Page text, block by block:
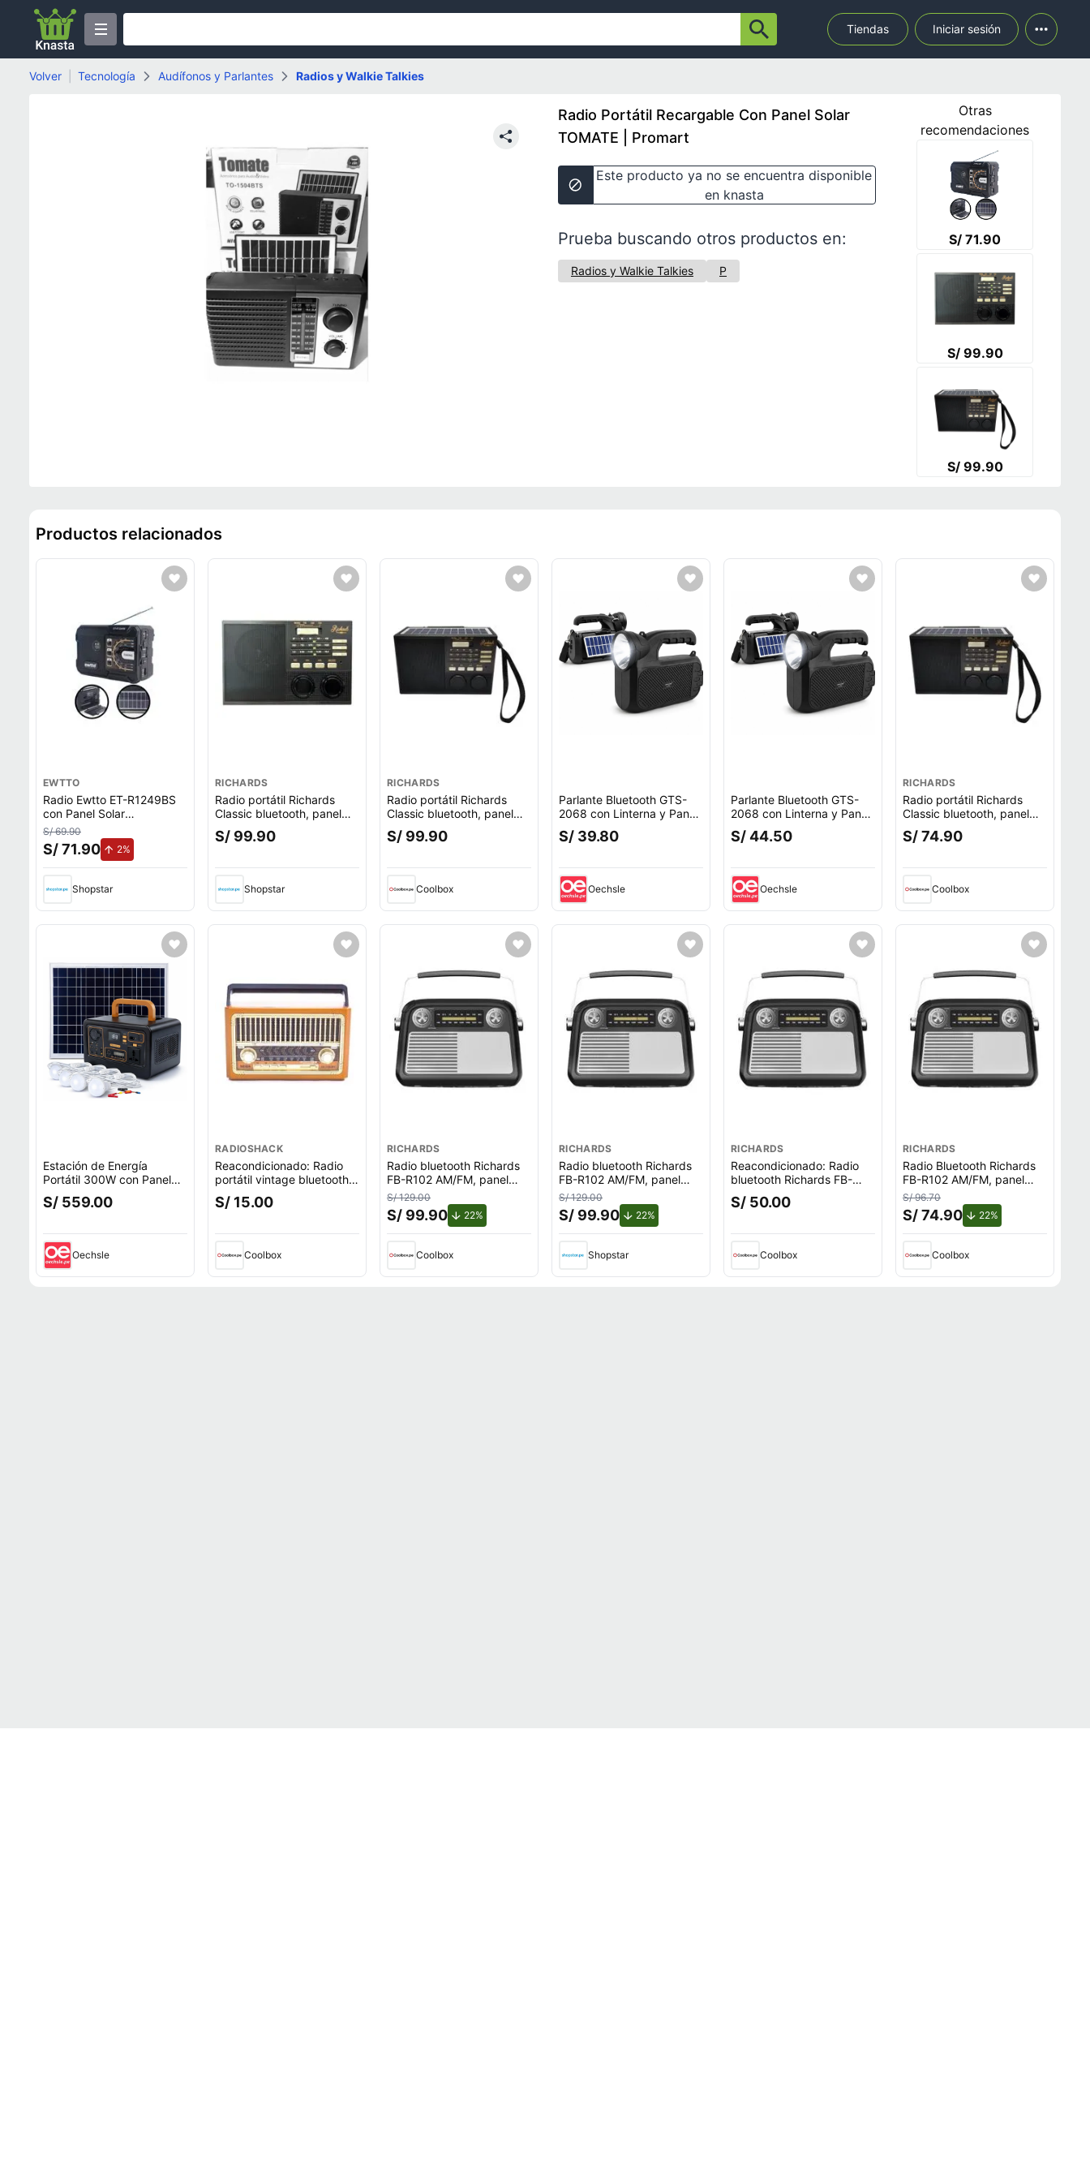
Tiendas Iniciar sesión
Volver Tecnología Audífonos y Parlantes Radios y Walkie Talkies
Radio Portátil Recargable Con Panel Solar
TOMATE | Promart
Este producto ya no se encuentra disponible
en knasta
Prueba buscando otros productos en:
Radios y Walkie Talkies P
Otras
recomendaciones
S/ 71.90
S/ 99.90
S/ 99.90
Productos relacionados
EWTTO
Radio Ewtto ET-R1249BS
con Panel Solar
Recargable y Bluetooth
S/ 69.90
S/ 71.90 2%
Shopstar
RICHARDS
Radio portátil Richards
Classic bluetooth, panel
solar, FM/AM/SW, USB/TF,
linterna, recargable
S/ 99.90
Shopstar
RICHARDS
Radio portátil Richards
Classic bluetooth, panel
solar, FM/AM/SW, USB/TF,
linterna, recargable
S/ 99.90
Coolbox
Parlante Bluetooth GTS-
2068 con Linterna y Panel
Solar Recargable Radio
USB TF
S/ 39.80
Oechsle
Parlante Bluetooth GTS-
2068 con Linterna y Panel
Solar Recargable Radio
USB TF
S/ 44.50
Oechsle
RICHARDS
Radio portátil Richards
Classic bluetooth, panel
solar, FM/AM/SW, USB/TF,
linterna, recargable
S/ 74.90
Coolbox
Estación de Energía
Portátil 300W con Panel
Solar Radio FM Bluetooth y
Luces LED
S/ 559.00
Oechsle
RADIOSHACK
Reacondicionado: Radio
portátil vintage bluetooth
con linterna, radio am/fm,
usb, batería recargable
S/ 15.00
Coolbox
RICHARDS
Radio bluetooth Richards
FB-R102 AM/FM, panel
solar, negro
S/ 129.00
S/ 99.90 22%
Coolbox
RICHARDS
Radio bluetooth Richards
FB-R102 AM/FM, panel
solar, negro
S/ 129.00
S/ 99.90 22%
Shopstar
RICHARDS
Reacondicionado: Radio
bluetooth Richards FB-
R102 AM/FM, panel solar,
negro
S/ 50.00
Coolbox
RICHARDS
Radio Bluetooth Richards
FB-R102 AM/FM, panel
solar, USB, negro
(reempacado)
S/ 96.70
S/ 74.90 22%
Coolbox